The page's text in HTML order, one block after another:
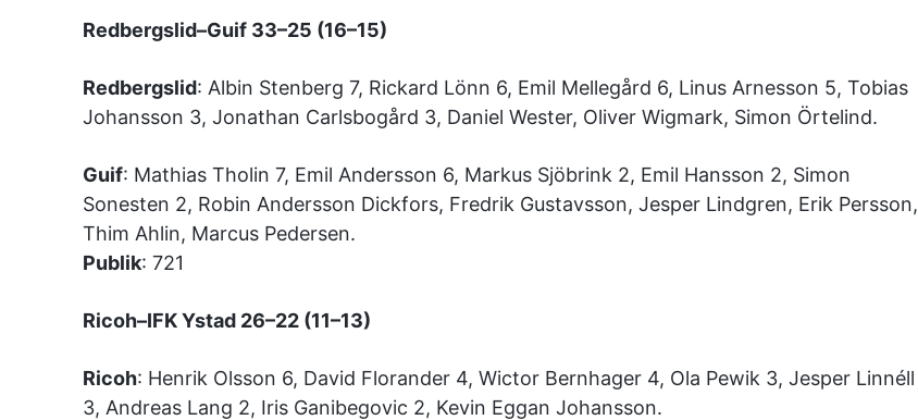
Redbergslid–Guif 33–25 (16–15)
Redbergslid: Albin Stenberg 7, Rickard Lönn 6, Emil Mellegård 6, Linus Arnesson 5, Tobias
Johansson 3, Jonathan Carlsbogård 3, Daniel Wester, Oliver Wigmark, Simon Örtelind.
Guif: Mathias Tholin 7, Emil Andersson 6, Markus Sjöbrink 2, Emil Hansson 2, Simon
Sonesten 2, Robin Andersson Dickfors, Fredrik Gustavsson, Jesper Lindgren, Erik Persson,
Thim Ahlin, Marcus Pedersen.
Publik: 721
Ricoh–IFK Ystad 26–22 (11–13)
Ricoh: Henrik Olsson 6, David Florander 4, Wictor Bernhager 4, Ola Pewik 3, Jesper Linnéll
3, Andreas Lang 2, Iris Ganibegovic 2, Kevin Eggan Johansson.